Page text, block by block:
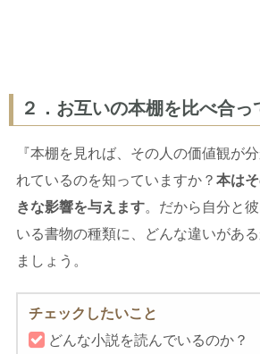
２．お互いの本棚を比べ合っ
『本棚を見れば、その人の価値観が
れているのを知っていますか？ 本は
きな影響を与えます。だから自分と
いる書物の種類に、どんな違いがあ
ましょう。
チェックしたいこと
どんな小説を読んでいるのか？